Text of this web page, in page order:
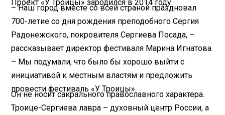
Проект «У Троицы» зародился в 2014 году.
– Наш город вместе со всей страной праздновал
700-летие со дня рождения преподобного Сергия
Радонежского, покровителя Сергиева Посада, –
рассказывает директор фестиваля Марина Игнатова.
– Мы подумали, что было бы хорошо выйти с
инициативой к местным властям и предложить
провести фестиваль «У Троицы».
Он не носит сакрального православного характера.
Троице-Сергиева лавра – духовный центр России, а